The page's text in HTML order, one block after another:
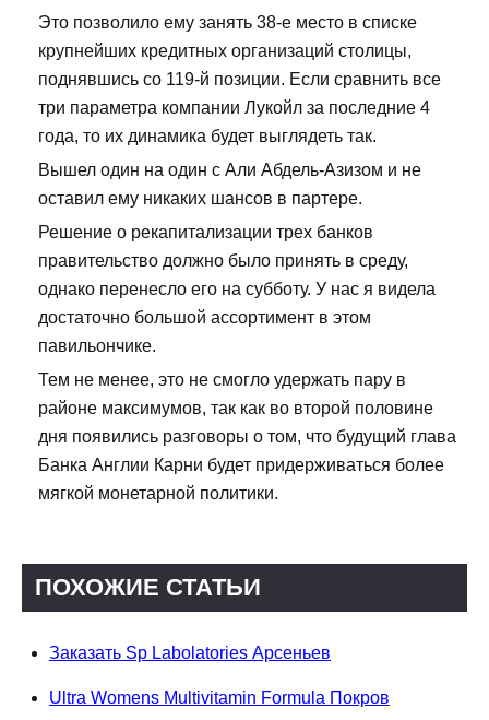
Это позволило ему занять 38-е место в списке
крупнейших кредитных организаций столицы,
поднявшись со 119-й позиции. Если сравнить все
три параметра компании Лукойл за последние 4
года, то их динамика будет выглядеть так.
Вышел один на один с Али Абдель-Азизом и не
оставил ему никаких шансов в партере.
Решение о рекапитализации трех банков
правительство должно было принять в среду,
однако перенесло его на субботу. У нас я видела
достаточно большой ассортимент в этом
павильончике.
Тем не менее, это не смогло удержать пару в
районе максимумов, так как во второй половине
дня появились разговоры о том, что будущий глава
Банка Англии Карни будет придерживаться более
мягкой монетарной политики.
ПОХОЖИЕ СТАТЬИ
Заказать Sp Labolatories Арсеньев
Ultra Womens Multivitamin Formula Покров